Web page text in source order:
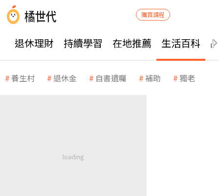
購買課程
退休理財 持續學習 在地推薦 生活百科
養生村 退休金 自書遺囑 補助 獨老